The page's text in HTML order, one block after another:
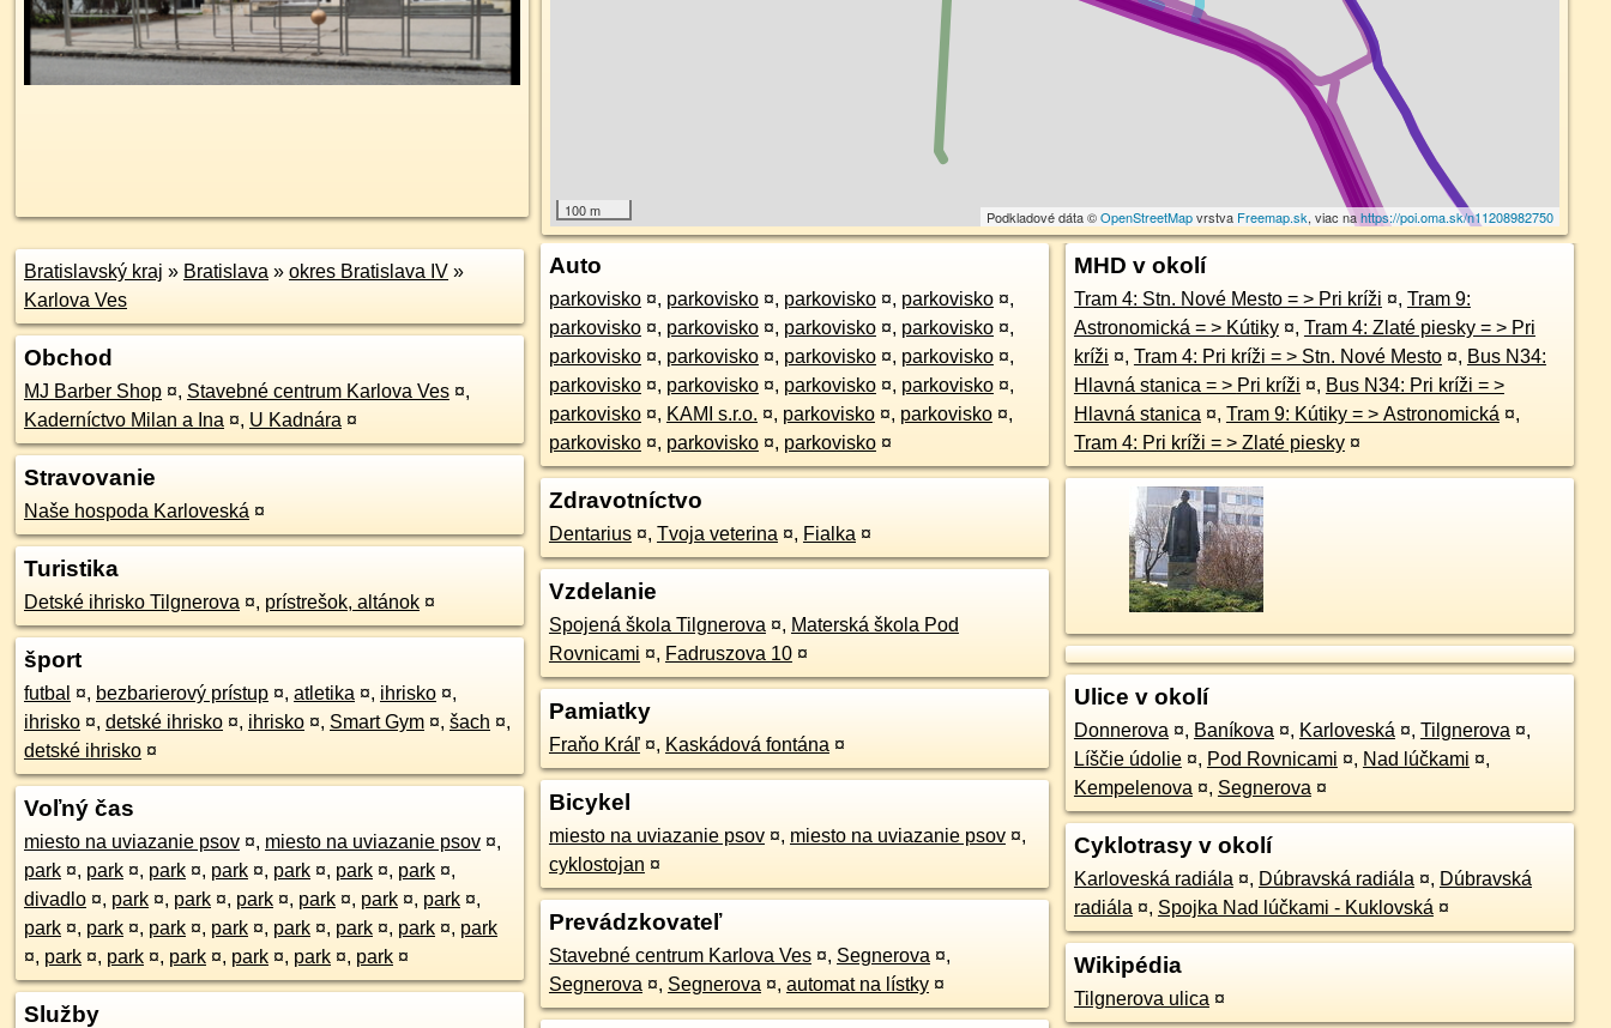
100 m Podkladové dáta ©OpenStreetMapvrstva Freemap.sk, viac nahttps://poi.oma.sk/n11208982750
Bratislavský kraj » Bratislava » okres Bratislava IV »
Karlova Ves
Obchod
MJ Barber Shop ¤, Stavebné centrum Karlova Ves ¤,
Kaderníctvo Milan a Ina ¤, U Kadnára ¤
Stravovanie
Naše hospoda Karloveská ¤
Turistika
Detské ihrisko Tilgnerova ¤, prístrešok, altánok ¤
šport
futbal ¤, bezbarierový prístup ¤, atletika ¤, ihrisko ¤,
ihrisko ¤, detské ihrisko ¤, ihrisko ¤, Smart Gym ¤, šach ¤,
detské ihrisko ¤
Voľný čas
miesto na uviazanie psov ¤, miesto na uviazanie psov ¤,
park ¤, park ¤, park ¤, park ¤, park ¤, park ¤, park ¤,
divadlo ¤, park ¤, park ¤, park ¤, park ¤, park ¤, park ¤,
park ¤, park ¤, park ¤, park ¤, park ¤, park ¤, park ¤, park
¤, park ¤, park ¤, park ¤, park ¤, park ¤, park ¤
Služby
Auto
parkovisko ¤, parkovisko ¤, parkovisko ¤, parkovisko ¤,
parkovisko ¤, parkovisko ¤, parkovisko ¤, parkovisko ¤,
parkovisko ¤, parkovisko ¤, parkovisko ¤, parkovisko ¤,
parkovisko ¤, parkovisko ¤, parkovisko ¤, parkovisko ¤,
parkovisko ¤, KAMI s.r.o. ¤, parkovisko ¤, parkovisko ¤,
parkovisko ¤, parkovisko ¤, parkovisko ¤
Zdravotníctvo
Dentarius ¤, Tvoja veterina ¤, Fialka ¤
Vzdelanie
Spojená škola Tilgnerova ¤, Materská škola Pod
Rovnicami ¤, Fadruszova 10 ¤
Pamiatky
Fraňo Kráľ ¤, Kaskádová fontána ¤
Bicykel
miesto na uviazanie psov ¤, miesto na uviazanie psov ¤,
cyklostojan ¤
Prevádzkovateľ
Stavebné centrum Karlova Ves ¤, Segnerova ¤,
Segnerova ¤, Segnerova ¤, automat na lístky ¤
MHD v okolí
Tram 4: Stn. Nové Mesto = > Pri kríži ¤, Tram 9:
Astronomická = > Kútiky ¤, Tram 4: Zlaté piesky = > Pri
kríži ¤, Tram 4: Pri kríži = > Stn. Nové Mesto ¤, Bus N34:
Hlavná stanica = > Pri kríži ¤, Bus N34: Pri kríži = >
Hlavná stanica ¤, Tram 9: Kútiky = > Astronomická ¤,
Tram 4: Pri kríži = > Zlaté piesky ¤
Ulice v okolí
Donnerova ¤, Baníkova ¤, Karloveská ¤, Tilgnerova ¤,
Líščie údolie ¤, Pod Rovnicami ¤, Nad lúčkami ¤,
Kempelenova ¤, Segnerova ¤
Cyklotrasy v okolí
Karloveská radiála ¤, Dúbravská radiála ¤, Dúbravská
radiála ¤, Spojka Nad lúčkami - Kuklovská ¤
Wikipédia
Tilgnerova ulica ¤